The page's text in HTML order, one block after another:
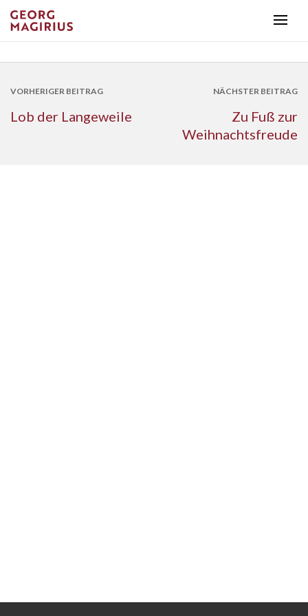
VORHERIGER BEITRAG
Lob der Langeweile
NÄCHSTER BEITRAG
Zu Fuß zur
Weihnachtsfreude